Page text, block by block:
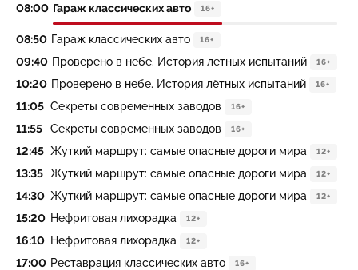
08:00 Гараж классических авто 16+
08:50 Гараж классических авто 16+
09:40 Проверено в небе. История лётных испытаний 16+
10:20 Проверено в небе. История лётных испытаний 16+
11:05 Секреты современных заводов 16+
11:55 Секреты современных заводов 16+
12:45 Жуткий маршрут: самые опасные дороги мира 12+
13:35 Жуткий маршрут: самые опасные дороги мира 12+
14:30 Жуткий маршрут: самые опасные дороги мира 12+
15:20 Нефритовая лихорадка 12+
16:10 Нефритовая лихорадка 12+
17:00 Реставрация классических авто 16+